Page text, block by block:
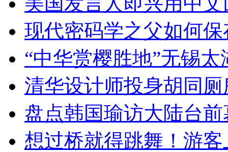
现代密码学之父如何
“中华赏樱胜地”无锡
清华设计师投身胡同
盘点韩国瑜访大陆台
想过桥就得跳舞！游客